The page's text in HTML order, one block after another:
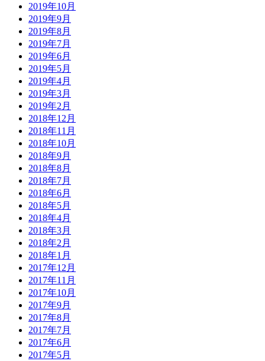
2019年10月
2019年9月
2019年8月
2019年7月
2019年6月
2019年5月
2019年4月
2019年3月
2019年2月
2018年12月
2018年11月
2018年10月
2018年9月
2018年8月
2018年7月
2018年6月
2018年5月
2018年4月
2018年3月
2018年2月
2018年1月
2017年12月
2017年11月
2017年10月
2017年9月
2017年8月
2017年7月
2017年6月
2017年5月